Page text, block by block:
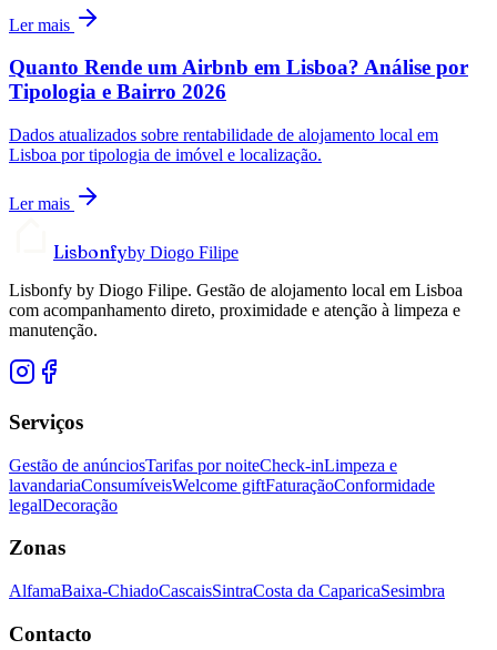
Ler mais
Quanto Rende um Airbnb em Lisboa? Análise por
Tipologia e Bairro 2026
Dados atualizados sobre rentabilidade de alojamento local em
Lisboa por tipologia de imóvel e localização.
Ler mais
Lisbonfyby Diogo Filipe
Lisbonfy by Diogo Filipe. Gestão de alojamento local em Lisboa
com acompanhamento direto, proximidade e atenção à limpeza e
manutenção.
Serviços
Gestão de anúnciosTarifas por noiteCheck-inLimpeza e
lavandariaConsumíveisWelcome giftFaturaçãoConformidade
legalDecoração
Zonas
AlfamaBaixa-ChiadoCascaisSintraCosta da CaparicaSesimbra
Contacto